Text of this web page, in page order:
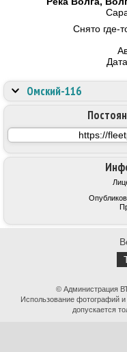
Снято где-
Омский-116
© Администрация
Использование фотографий
допускается